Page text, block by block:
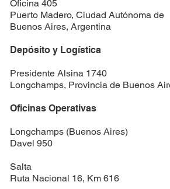
Oficina 405
Puerto Madero, Ciudad Autónoma de
Buenos Aires, Argentina
Depósito y Logística
Presidente Alsina 1740
Longchamps, Provincia de Buenos
Oficinas Operativas
Longchamps (Buenos Aires)
Davel 950
Salta
Ruta Nacional 16, Km 616